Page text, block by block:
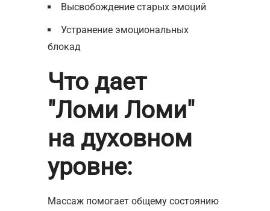
Высвобождение старых эмоций
Устранение эмоциональных
блокад
Что дает
"Ломи Ломи"
на духовном
уровне:
Массаж помогает общему состоянию